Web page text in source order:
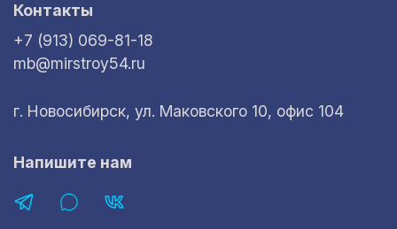
Контакты
+7 (913) 069-81-18
mb@mirstroy54.ru
г. Новосибирск, ул. Маковского 10, офис 104
Напишите нам